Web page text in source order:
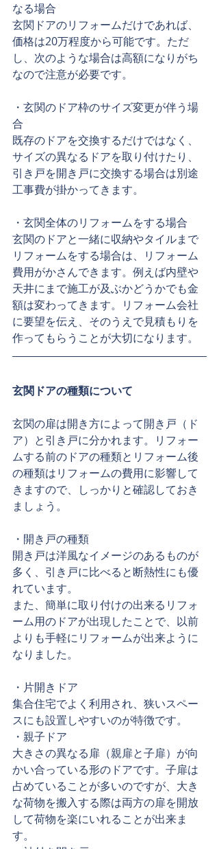
なる場合
玄関ドアのリフォームだけであれば、
価格は20万程度から可能です。ただ
し、次のような場合は高額になりがち
なので注意が必要です。
・玄関のドア枠のサイズ変更が伴う場
合
既存のドアを交換するだけではなく、
サイズの異なるドアを取り付けたり、
引き戸を開き戸に交換する場合は別途
工事費が掛かってきます。
・玄関全体のリフォームをする場合
玄関のドアと一緒に収納やタイルまで
リフォームをする場合は、リフォーム
費用がかさんできます。例えば内壁や
天井にまで施工が及ぶかどうかでも金
額は変わってきます。リフォーム会社
に要望を伝え、そのうえで見積もりを
作ってもらうことが大切になります。
玄関ドアの種類について
玄関の扉は開き方によって開き戸（ド
ア）と引き戸に分かれます。リフォー
ムする前のドアの種類とリフォーム後
の種類はリフォームの費用に影響して
きますので、しっかりと確認しておき
ましょう。
・開き戸の種類
開き戸は洋風なイメージのあるものが
多く、引き戸に比べると断熱性にも優
れています。
また、簡単に取り付けの出来るリフォ
ーム用のドアが出現したことで、以前
よりも手軽にリフォームが出来ように
なりました。
・片開きドア
集合住宅でよく利用され、狭いスペー
スにも設置しやすいのが特徴です。
・親子ドア
大きさの異なる扉（親扉と子扉）が向
かい合っている形のドアです。子扉は
占めていることが多いのですが、大き
な荷物を搬入する際は両方の扉を開放
して荷物を楽にいれることが出来ま
す。